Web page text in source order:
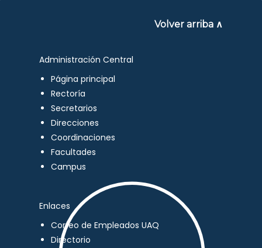
Volver arriba ∧
Administración Central
Página principal
Rectoría
Secretarios
Direcciones
Coordinaciones
Facultades
Campus
Enlaces
Correo de Empleados UAQ
Directorio